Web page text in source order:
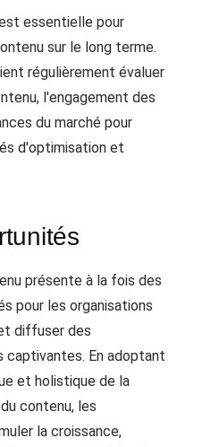
essentielle pour
sur le long terme.
régulièrement évaluer
l'engagement des
du marché pour
d'optimisation et
présente à la fois des
pour les organisations
diffuser des
captivantes. En adoptant
et holistique de la
contenu, les
la croissance,